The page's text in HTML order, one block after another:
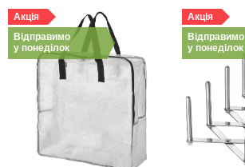
Акція
Відправимо
у понеділок
Акція
Відправимо
у понеділок